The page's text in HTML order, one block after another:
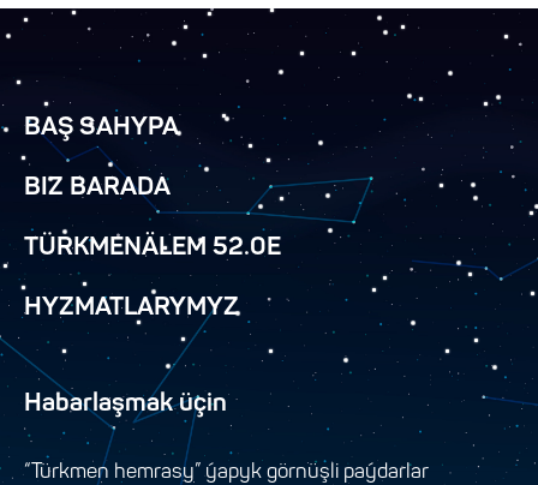
BAŞ SAHYPA
BIZ BARADA
TÜRKMENÄLEM 52.0E
HYZMATLARYMYZ
Habarlaşmak üçin
“Türkmen hemrasy” ýapyk görnüşli paýdarlar